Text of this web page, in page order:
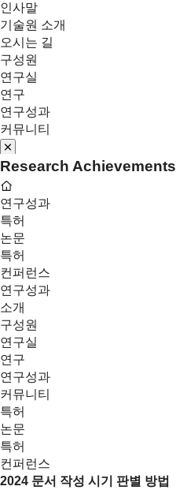
인사말
기술원 소개
오시는 길
구성원
연구실
연구
연구성과
커뮤니티
Research Achievements
연구성과
특허
논문
특허
컨퍼런스
연구성과
소개
구성원
연구실
연구
연구성과
커뮤니티
특허
논문
특허
컨퍼런스
2024 문서 작성 시기 판별 방법